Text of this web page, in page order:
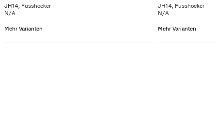
JH14, Fusshocker
N/A
Mehr Varianten
JH14, Fusshocker
N/A
Mehr Varianten